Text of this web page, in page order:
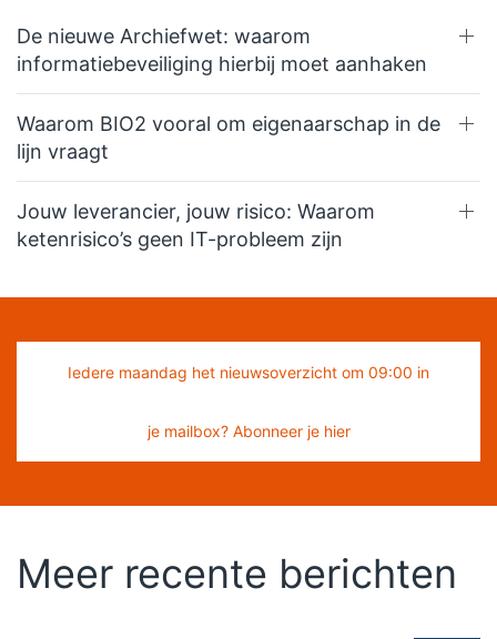
De nieuwe Archiefwet: waarom
informatiebeveiliging hierbij moet aanhaken
Waarom BIO2 vooral om eigenaarschap in de
lijn vraagt
Jouw leverancier, jouw risico: Waarom
ketenrisico’s geen IT-probleem zijn
Iedere maandag het nieuwsoverzicht om 09:00 in
je mailbox? Abonneer je hier
Meer recente berichten